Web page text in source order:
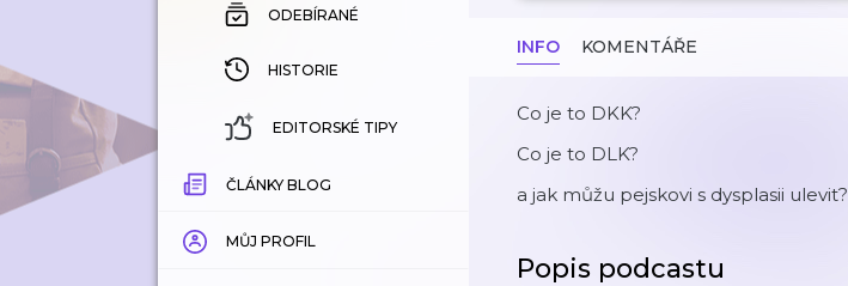
ODEBÍRANÉ
HISTORIE
EDITORSKÉ TIPY
ČLÁNKY BLOG
MŮJ PROFIL
INFO KOMENTÁŘE
Co je to DKK?
Co je to DLK?
a jak můžu pejskovi s dysplasii ulevit?
Popis podcastu